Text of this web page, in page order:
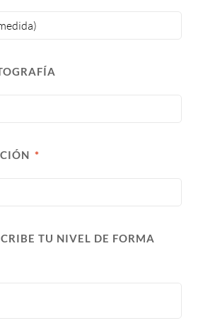
TU NIVEL DE FORMA